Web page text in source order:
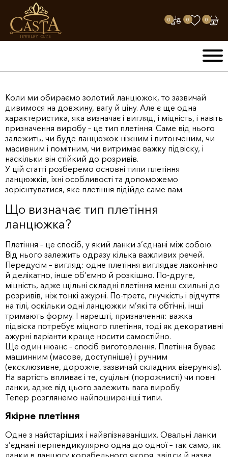
0 0 0
Коли ми обираємо золотий ланцюжок, то зазвичай
дивимося на довжину, вагу й ціну. Але є ще одна
характеристика, яка визначає і вигляд, і міцність, і навіть
призначення виробу – це тип плетіння. Саме від нього
залежить, чи буде ланцюжок ніжним і витонченим, чи
масивним і помітним, чи витримає важку підвіску, і
наскільки він стійкий до розривів.
У цій статті розберемо основні типи плетіння
ланцюжків, їхні особливості та допоможемо
зорієнтуватися, яке плетіння підійде саме вам.
Що визначає тип плетіння
ланцюжка?
Плетіння – це спосіб, у який ланки з’єднані між собою.
Від нього залежить одразу кілька важливих речей.
Передусім – вигляд: одне плетіння виглядає лаконічно
й делікатно, інше об’ємно й розкішно. По-друге,
міцність, адже щільні складні плетіння менш схильні до
розривів, ніж тонкі ажурні. По-третє, гнучкість і відчуття
на тілі, оскільки одні ланцюжки м’які та обтічні, інші
тримають форму. І нарешті, призначення: важка
підвіска потребує міцного плетіння, тоді як декоративні
ажурні варіанти краще носити самостійно.
Ще один нюанс – спосіб виготовлення. Плетіння буває
машинним (масове, доступніше) і ручним
(ексклюзивне, дорожче, зазвичай складних візерунків).
На вартість впливає і те, суцільні (порожнисті) чи повні
ланки, адже від цього залежить вага виробу.
Тепер розглянемо найпоширеніші типи.
Якірне плетіння
Одне з найстаріших і найвпізнаваніших. Овальні ланки
з’єднані перпендикулярно одна до одної – так само, як
ланки в ланцюгу корабельного якоря, звідси й назва.